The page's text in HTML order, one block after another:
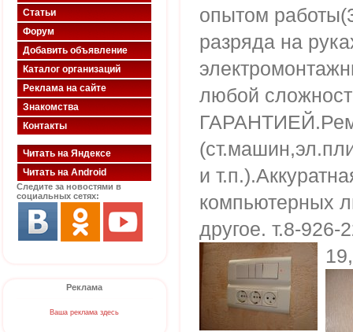
Статьи
Форум
Добавить объявление
Каталог организаций
Реклама на сайте
Знакомства
Контакты
Читать на Яндексе
Читать на Android
Следите за новостями в
социальных сетях:
Реклама
Ваша реклама здесь
опытом
разряда на
любой
и
компьютерных
другое. т.8-926-